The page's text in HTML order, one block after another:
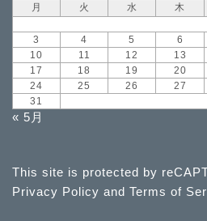
月
火 水 木
3
4 5 6
10
11 12 13
17
18 19 20
24
25 26 27
31
« 5月
This site is protected by
Privacy Policy and Terms of